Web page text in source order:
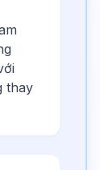
thay